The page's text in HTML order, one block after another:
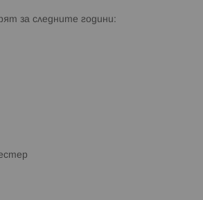
зa cлeднитe гoдини: